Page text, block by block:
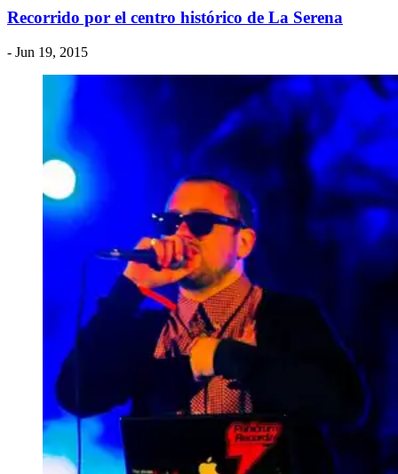
​Recorrido por el centro histórico de La Serena
- Jun 19, 2015